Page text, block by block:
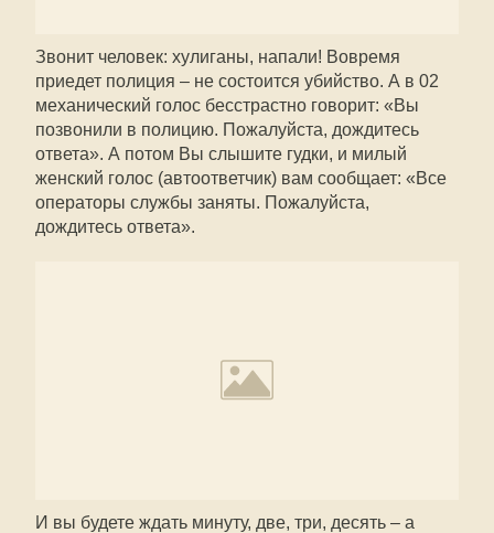
Звонит человек: хулиганы, напали! Вовремя
приедет полиция – не состоится убийство. А в 02
механический голос бесстрастно говорит: «Вы
позвонили в полицию. Пожалуйста, дождитесь
ответа». А потом Вы слышите гудки, и милый
женский голос (автоответчик) вам сообщает: «Все
операторы службы заняты. Пожалуйста,
дождитесь ответа».
И вы будете ждать минуту, две, три, десять – а